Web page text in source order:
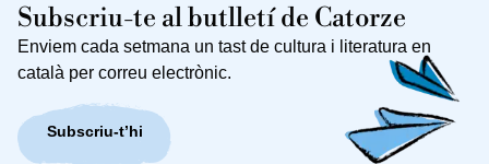
Subscriu-te al butlletí de Catorze
Enviem cada setmana un tast de cultura i literatura en
català per correu electrònic.
Subscriu-t’hi